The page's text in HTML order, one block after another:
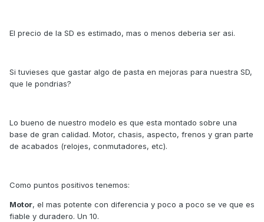
El precio de la SD es estimado, mas o menos deberia ser asi.
Si tuvieses que gastar algo de pasta en mejoras para nuestra SD,
que le pondrias?
Lo bueno de nuestro modelo es que esta montado sobre una
base de gran calidad. Motor, chasis, aspecto, frenos y gran parte
de acabados (relojes, conmutadores, etc).
Como puntos positivos tenemos:
Motor, el mas potente con diferencia y poco a poco se ve que es
fiable y duradero. Un 10.